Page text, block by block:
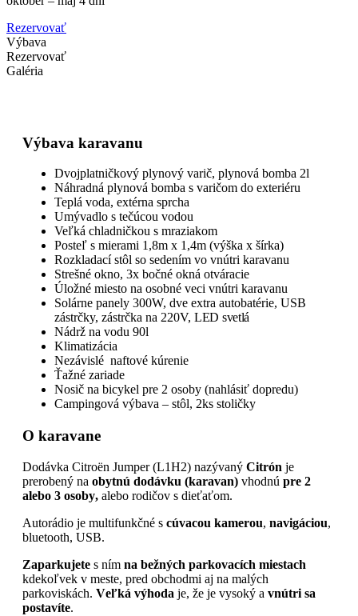
Rezervovať
Výbava
Rezervovať
Galéria
Výbava karavanu
Dvojplatničkový plynový varič, plynová bomba 2l
Náhradná plynová bomba s varičom do exteriéru
Teplá voda, extérna sprcha
Umývadlo s tečúcou vodou
Veľká chladničkou s mraziakom
Posteľ s mierami 1,8m x 1,4m (výška x šírka)
Rozkladací stôl so sedením vo vnútri karavanu
Strešné okno, 3x bočné okná otváracie
Úložné miesto na osobné veci vnútri karavanu
Solárne panely 300W, dve extra autobatérie, USB
zástrčky, zástrčka na 220V, LED svetlá
Nádrž na vodu 90l
Klimatizácia
Nezávislé naftové kúrenie
Ťažné zariade
Nosič na bicykel pre 2 osoby (nahlásiť dopredu)
Campingová výbava – stôl, 2ks stoličky
O karavane
Dodávka Citroën Jumper (L1H2) nazývaný Citrón je
prerobený na obytnú dodávku (karavan) vhodnú pre 2
alebo 3 osoby, alebo rodičov s dieťaťom.
Autorádio je multifunkčné s cúvacou kamerou, navigáciou,
bluetooth, USB.
Zaparkujete s ním na bežných parkovacích miestach
kdekoľvek v meste, pred obchodmi aj na malých
parkoviskách. Veľká výhoda je, že je vysoký a vnútri sa
postavíte.